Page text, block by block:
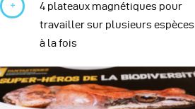
4 plateaux magnétiques pour
travailler sur plusieurs espèces
à la fois